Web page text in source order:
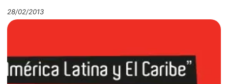
28/02/2013